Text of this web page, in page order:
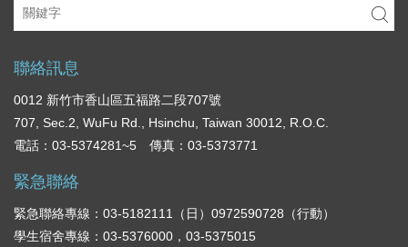
聯絡訊息
0012 新竹市香山區五福路二段707號
707, Sec.2, WuFu Rd., Hsinchu, Taiwan 30012, R.O.C.
電話：03-5374281~5 傳真：03-5373771
緊急聯絡
緊急聯絡專線：03-5182111（日）0972590728（行動）
學生宿舍專線：03-5376000，03-5375015